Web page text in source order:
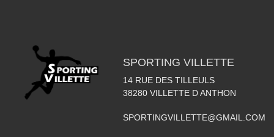
SPORTING VILLETTE
14 RUE DES TILLEULS
38280 VILLETTE D ANTHON
SPORTINGVILLETTE@GMAIL.COM